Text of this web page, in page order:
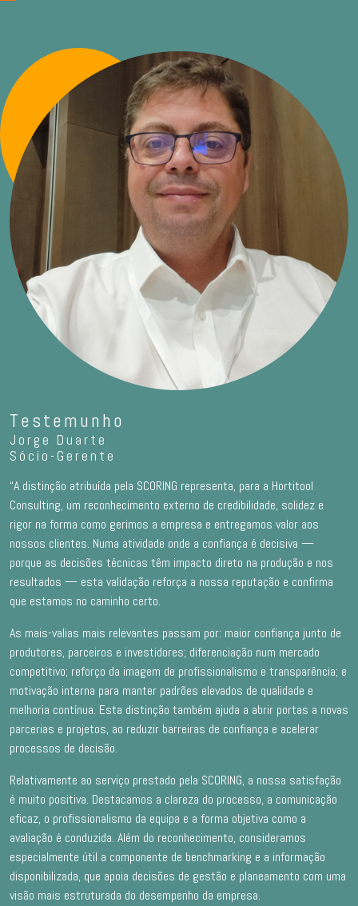
Testemunho
Jorge Duarte
Sócio-Gerente
“A distinção atribuída pela SCORING representa, para a Hortitool
Consulting, um reconhecimento externo de credibilidade, solidez e
rigor na forma como gerimos a empresa e entregamos valor aos
nossos clientes. Numa atividade onde a confiança é decisiva —
porque as decisões técnicas têm impacto direto na produção e nos
resultados — esta validação reforça a nossa reputação e confirma
que estamos no caminho certo.
As mais-valias mais relevantes passam por: maior confiança junto de
produtores, parceiros e investidores; diferenciação num mercado
competitivo; reforço da imagem de profissionalismo e transparência; e
motivação interna para manter padrões elevados de qualidade e
melhoria contínua. Esta distinção também ajuda a abrir portas a novas
parcerias e projetos, ao reduzir barreiras de confiança e acelerar
processos de decisão.
Relativamente ao serviço prestado pela SCORING, a nossa satisfação
é muito positiva. Destacamos a clareza do processo, a comunicação
eficaz, o profissionalismo da equipa e a forma objetiva como a
avaliação é conduzida. Além do reconhecimento, consideramos
especialmente útil a componente de benchmarking e a informação
disponibilizada, que apoia decisões de gestão e planeamento com uma
visão mais estruturada do desempenho da empresa.